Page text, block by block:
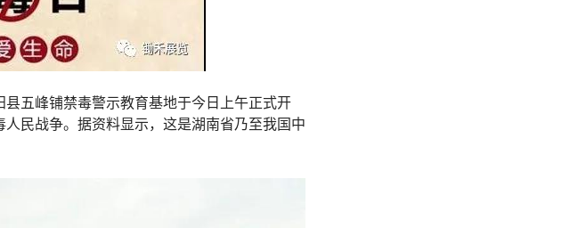
五峰铺禁毒警示教育基地于今日上午正式开
民战争。据资料显示，这是湖南省乃至我国中